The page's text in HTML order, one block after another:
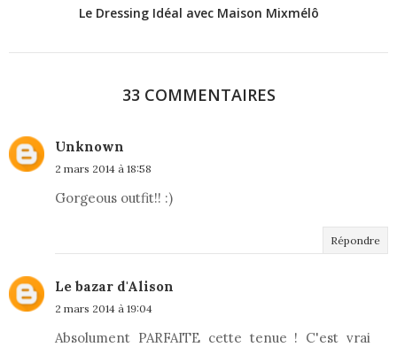
Le Dressing Idéal avec Maison Mixmélô
33 COMMENTAIRES
Unknown
2 mars 2014 à 18:58
Gorgeous outfit!! :)
Répondre
Le bazar d'Alison
2 mars 2014 à 19:04
Absolument PARFAITE cette tenue ! C'est vrai